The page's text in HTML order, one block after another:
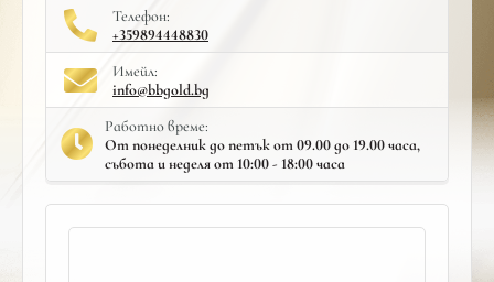
Телефон:
+359894448830
Имейл:
info@bbgold.bg
Работно време:
От понеделник до петък от 09.00 до 19.00 часа,
събота и неделя от 10:00 - 18:00 часа